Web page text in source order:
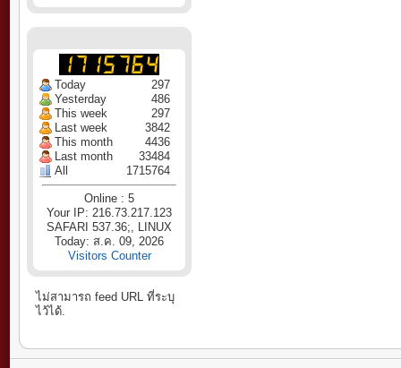
Today
297
Yesterday
486
This week
297
Last week
3842
This month
4436
Last month
33484
All
1715764
Online : 5
Your IP: 216.73.217.123
SAFARI 537.36;, LINUX
Today: ส.ค. 09, 2026
Visitors Counter
ไม่สามารถ feed URL ที่ระบุ
ไว้ได้.